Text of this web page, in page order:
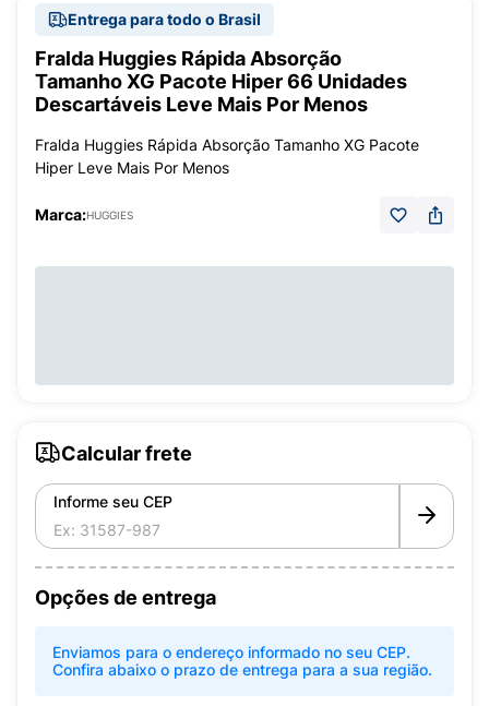
Entrega para todo o Brasil
Fralda Huggies Rápida Absorção
Tamanho XG Pacote Hiper 66 Unidades
Descartáveis Leve Mais Por Menos
Fralda Huggies Rápida Absorção Tamanho XG Pacote
Hiper Leve Mais Por Menos
Marca:HUGGIES
Calcular frete
Informe seu CEP
Opções de entrega
Enviamos para o endereço informado no seu CEP.
Confira abaixo o prazo de entrega para a sua região.